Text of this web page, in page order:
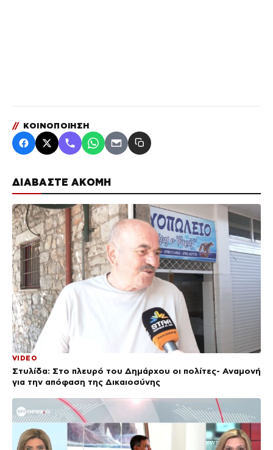
ΔΙΑΒΑΣΤΕ ΑΚΟΜΗ
VIDEO
Στυλίδα: Στο πλευρό του Δημάρχου οι πολίτες- Αναμονή
για την απόφαση της Δικαιοσύνης
// ΚΟΙΝΟΠΟΙΗΣΗ